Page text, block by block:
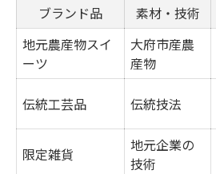
ブランド品 素材・技術
地元農産物スイ
ーツ
大府市産農
産物
伝統工芸品 伝統技法
限定雑貨
地元企業の
技術